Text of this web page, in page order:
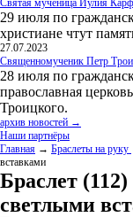
Святая мученица Иулия
29 июля по
христиане чтут
27.07.2023
Священномученик Петр
28 июля по
православная
Троицкого.
архив новостей →
Наши партнёры
Главная → Браслеты на руку
вставками
Браслет
светлыми